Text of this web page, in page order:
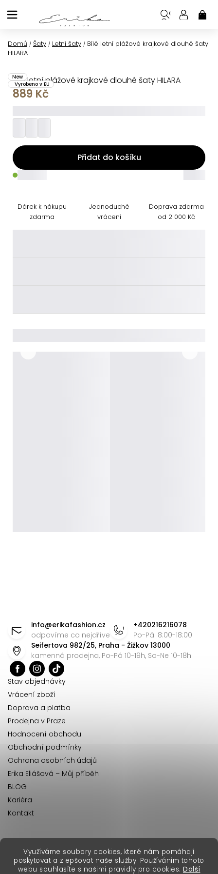
Využíváme soubory cookies, které nám pomáhají
poskytovat a zlepšovat naše služby. Používáním tohoto
webu souhlasíte s našimi pravidly pro cookies. Další
na
Domů / Šaty / Letní šaty / Bílé letní plážové krajkové dlouhé šaty
HILARA
Bílé letní plážové krajkové dlouhé šaty HILARA
New
Vyrobeno v EU
889 Kč
Přidat do košíku
Dárek k nákupu
zdarma
Jednoduché
vrácení
Doprava zdarma
od 2 000 Kč
info@erikafashion.cz
odpovíme co nejdříve
+420216216078
Po-Pá: 8:00-18:00
Seifertova 982/25, Praha - Žižkov 13000
kamenná prodejna, Po-Pá 10-19h, So-Ne 10-18h
Stav objednávky
Vrácení zboží
Doprava a platba
Prodejna v Praze
Hodnocení obchodu
Obchodní podmínky
Ochrana osobních údajů
Erika Eliášová – Můj příběh
BLOG
Kariéra
Kontakt
Copyright 2026Erika Fashion. Všechna práva vyhrazena.
erikafashion.sk